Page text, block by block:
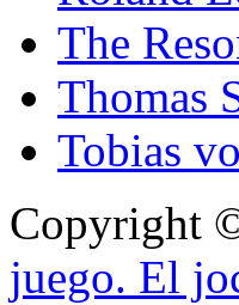
The
Thomas
Tobias
Copyright
juego. El